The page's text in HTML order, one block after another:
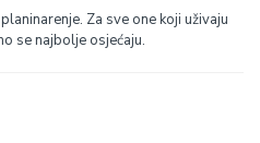
Za sve one koji uživaju
se najbolje osjećaju.